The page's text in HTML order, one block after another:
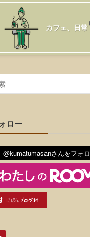
カフェ、日常
ロー